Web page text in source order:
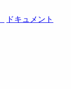
ドキュメント